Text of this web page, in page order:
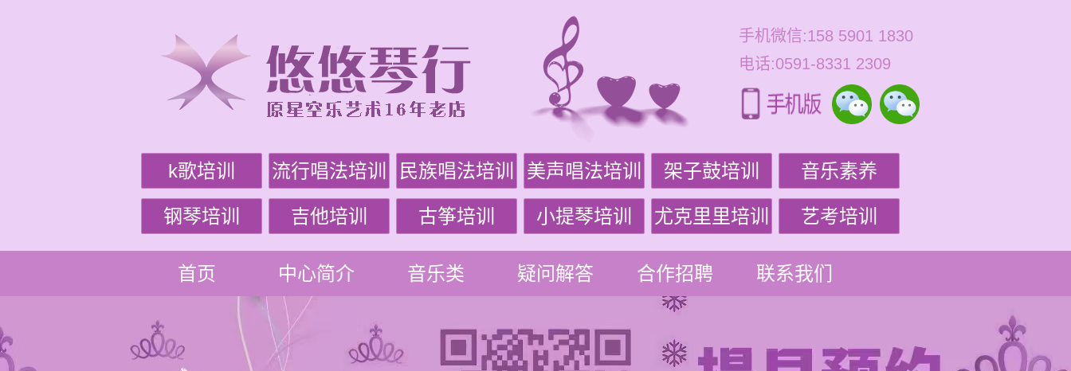
手机微信:158 5901 1830
电话:0591-8331 2309
k歌培训 流行唱法培训 民族唱法培训 美声唱法培训 架子鼓培训 音乐素养
钢琴培训 吉他培训 古筝培训 小提琴培训 尤克里里培训 艺考培训
首页 中心简介 音乐类 疑问解答 合作招聘 联系我们